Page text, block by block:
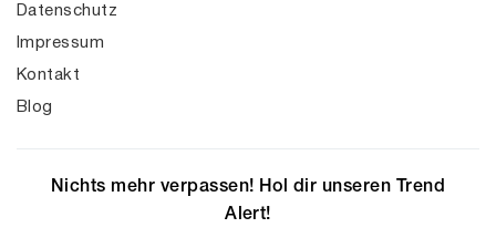
Datenschutz
Impressum
Kontakt
Blog
Nichts mehr verpassen! Hol dir unseren Trend
Alert!